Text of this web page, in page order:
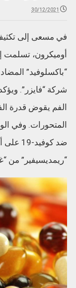
30/12/2021
في مسعى إلى
أوميكرون، تسلمت
“باكسلوفيد”
شركة “فايزر”.
الفم يقوض قدرة
المتحورات. وفي
ضد
“ريمديسيفير” من